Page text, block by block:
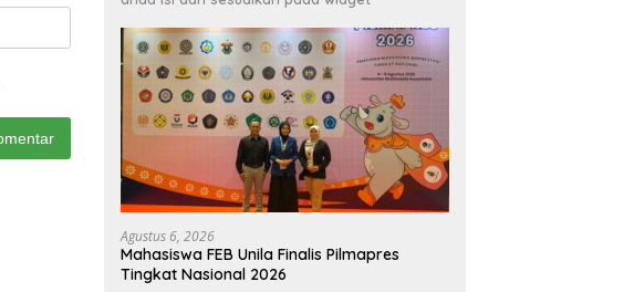
Agustus 6, 2026
Mahasiswa FEB Unila Finalis Pilmapres
Tingkat Nasional 2026